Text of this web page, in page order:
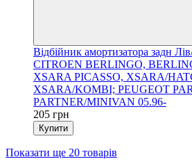
Відбійник амортизатора задн
CITROEN BERLINGO,
XSARA PICASSO, XSARA/
XSARA/KOMBI; PEUGEOT
PARTNER/MINIVAN 05.96-
205 грн
Купити
Показати ще 20 товарів